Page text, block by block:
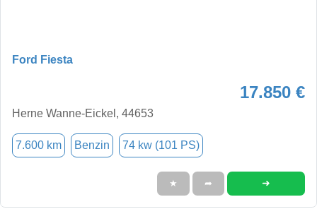
Ford Fiesta
17.850 €
Herne Wanne-Eickel, 44653
7.600 km Benzin 74 kw (101 PS)
★ ➦ ➜